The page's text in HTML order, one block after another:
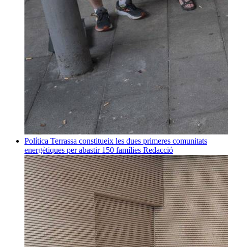
Política Terrassa constitueix les dues primeres comunitats
energètiques per abastir 150 famílies Redacció